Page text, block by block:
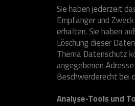
Sie haben jederzeit
Empfänger und
erhalten. Sie haben
Löschung dieser
Thema Datenschutz
angegebenen
Beschwerderecht bei
Analyse-Tools und